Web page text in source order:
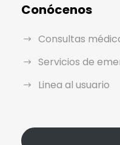
Conócenos
Consultas
Servicios de
Linea al usuario